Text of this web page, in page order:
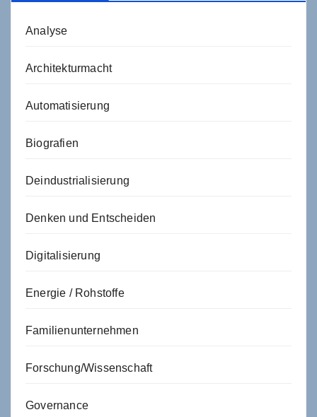
Analyse
Architekturmacht
Automatisierung
Biografien
Deindustrialisierung
Denken und Entscheiden
Digitalisierung
Energie / Rohstoffe
Familienunternehmen
Forschung/Wissenschaft
Governance